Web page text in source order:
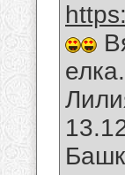
елка.